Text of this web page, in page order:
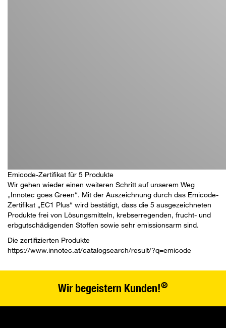
Emicode-Zertifikat für 5 Produkte
Wir gehen wieder einen weiteren Schritt auf unserem Weg
„Innotec goes Green“. Mit der Auszeichnung durch das Emicode-
Zertifikat „EC1 Plus“ wird bestätigt, dass die 5 ausgezeichneten
Produkte frei von Lösungsmitteln, krebserregenden, frucht- und
erbgutschädigenden Stoffen sowie sehr emissionsarm sind.
Die zertifizierten Produkte
https://www.innotec.at/catalogsearch/result/?q=emicode
Wir begeistern Kunden!®